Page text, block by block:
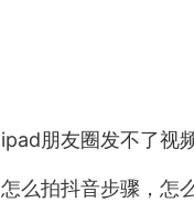
ipad朋友圈发不了视频，
怎么拍抖音步骤，怎